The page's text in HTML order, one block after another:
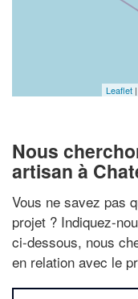
Leaflet
Nous
artisan à
Vous ne savez pas
projet ? Indiquez-
ci-dessous, nous
en relation avec le